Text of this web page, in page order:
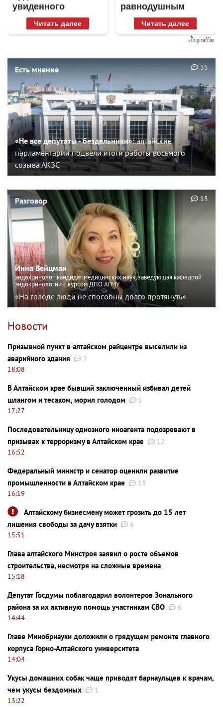
увиденного
Читать далее
равнодушным
Читать далее
Есть мнение
«Не все депутаты - бездельники»:алтайские
парламентарии подвели итоги работы восьмого
созыва АКЗС
35
Разговор
Инна Вейцман
эндокринолог, кандидат медицинских наук, заведующая кафедрой
эндокринологии с курсом ДПО АГМУ
«На голоде люди не способны долго протянуть»
15
Новости
Призывной пункт в алтайском райцентре выселили из
аварийного здания
2
18:08
В Алтайском крае бывший заключенный избивал детей
шлангом и тесаком, морил голодом
5
17:27
Последовательницу одиозного иноагента подозревают в
призывах к терроризму в Алтайском крае
12
16:52
Федеральный министр и сенатор оценили развитие
промышленности в Алтайском крае
13
16:19
Алтайскому бизнесмену может грозить до 15 лет
лишения свободы за дачу взятки
6
15:51
Глава алтайского Минстроя заявил о росте объемов
строительства, несмотря на сложные времена
15:18
Депутат Госдумы поблагодарил волонтеров Зонального
района за их активную помощь участникам СВО
6
14:44
Главе Минобрнауки доложили о грядущем ремонте главного
корпуса Горно-Алтайского университета
14:04
Укусы домашних собак чаще приводят барнаульцев к врачам,
чем укусы бездомных
1
13:22